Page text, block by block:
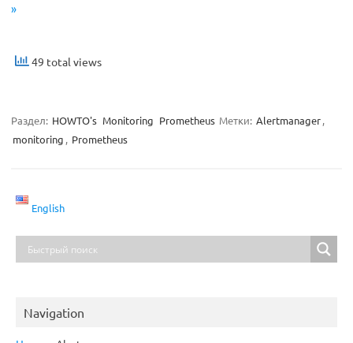
»
49 total views
Раздел: HOWTO's Monitoring Prometheus Метки: Alertmanager,
monitoring , Prometheus
English
Navigation